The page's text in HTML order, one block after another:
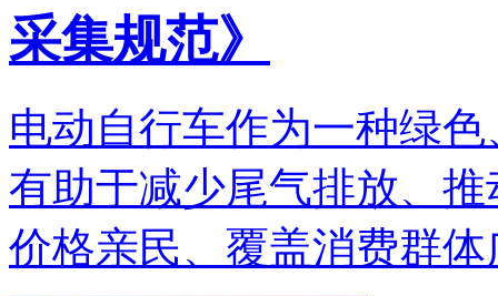
采集规范》
电动自行车作为一种绿
有助于减少尾气排放、
价格亲民、覆盖消费群体